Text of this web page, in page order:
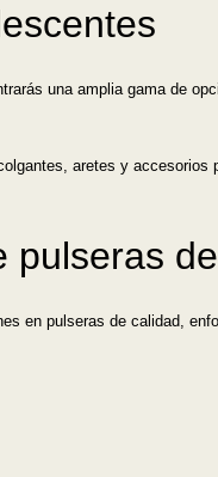
una amplia gama de
aretes y accesorios
pulseras
en pulseras de calidad,